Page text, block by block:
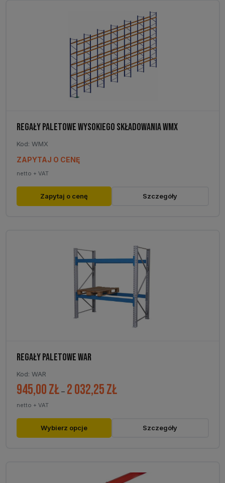
REGAŁY PALETOWE WYSOKIEGO SKŁADOWANIA WMX
Kod: WMX
ZAPYTAJ O CENĘ
netto + VAT
Zapytaj o cenę Szczegóły
REGAŁY PALETOWE WAR
Kod: WAR
945,00zł – 2 032,25zł
netto + VAT
Wybierz opcje
Ten
produkt
Szczegóły